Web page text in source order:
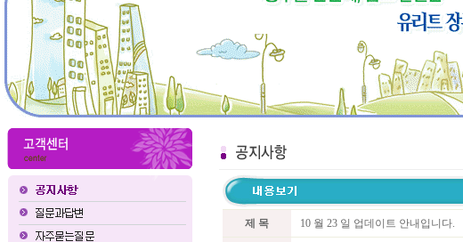
제 목 10 월 23 일 업데이트 안내입니다.